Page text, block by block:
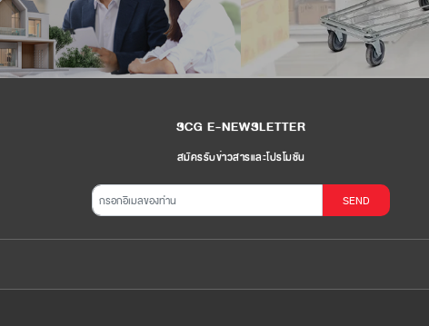
SCG E-NEWSLETTER
สมัครรับข่าวสารและโปรโมชัน
SEND